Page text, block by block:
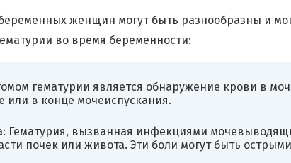
женщин могут быть разнообразны и
во время беременности:
гематурии является обнаружение крови в
или в конце мочеиспускания.
Гематурия, вызванная инфекциями
почек или живота. Эти боли могут быть